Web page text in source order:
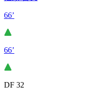
66’
66’
DF 32